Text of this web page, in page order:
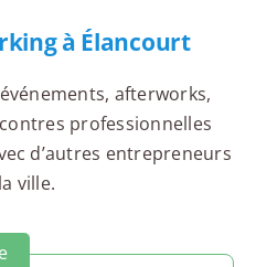
à Élancourt
afterworks,
professionnelles
d’autres entrepreneurs
ville.